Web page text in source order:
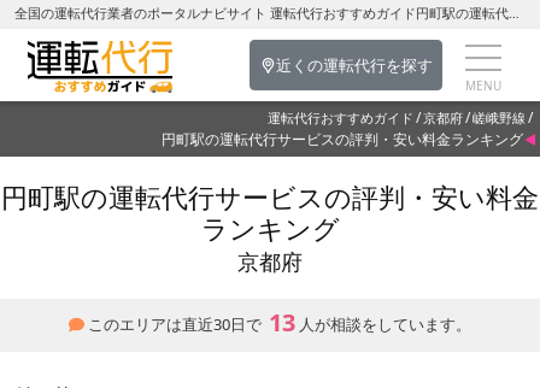
全国の運転代行業者のポータルナビサイト 運転代行おすすめガイド円町駅の運転代行を探す-京都府の運転代行
近くの運転代行を探す
運転代行おすすめガイド 京都府 嵯峨野線
円町駅の運転代行サービスの評判・安い料金ランキング
円町駅の運転代行サービスの評判・安い料金
ランキング
京都府
このエリアは直近30日で 13 人が相談をしています。